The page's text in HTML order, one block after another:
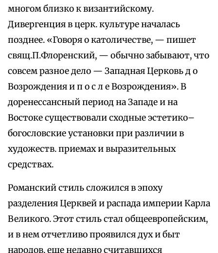
многом близко к византийскому.
Дивергенция в церк. культуре началась
позднее. «Говоря о католичестве, — пишет
свящ.П.Флоренский, — обычно забывают, что
совсем разное дело — Западная Церковь д о
Возрождения и п о с л е Возрождения». В
доренессансный период на Западе и на
Востоке существовали сходные эстетико–
богословские установки при различии в
художеств. приемах и выразительных
средствах.
Романский стиль сложился в эпоху
разделения Церквей и распада империи Карла
Великого. Этот стиль стал общеевропейским,
и в нем отчетливо проявился дух и быт
народов, еще недавно считавшихся